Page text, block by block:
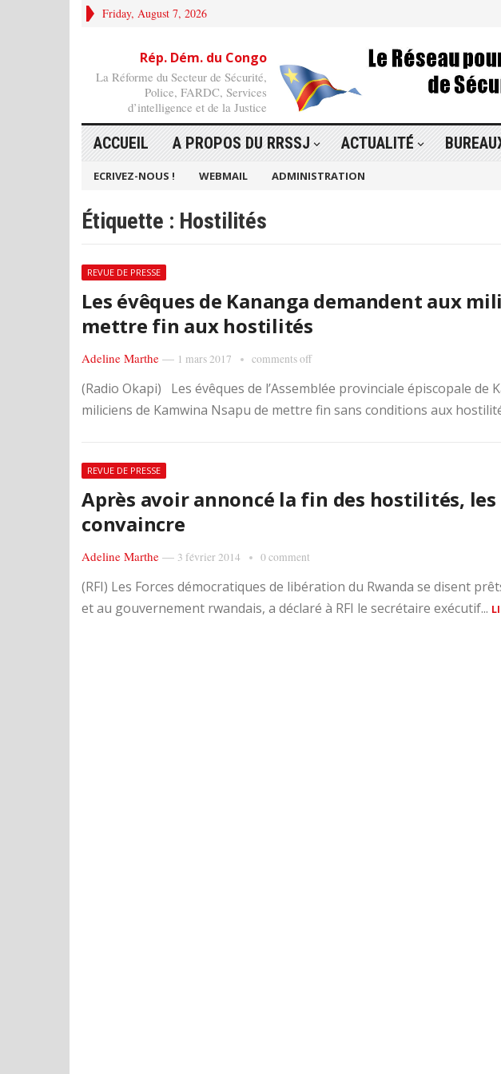
Friday, August 7, 2026
Rép. Dém. du Congo
La Réforme du Secteur de Sécurité,
Police, FARDC, Services
d’intelligence et de la Justice
ACCUEIL A PROPOS DU RRSSJ ACTUALITÉ
ECRIVEZ-NOUS ! WEBMAIL ADMINISTRATION
Étiquette : Hostilités
REVUE DE PRESSE
Les évêques de Kananga demandent aux
mettre fin aux hostilités
Adeline Marthe — 1 mars 2017 comments off
(Radio Okapi) Les évêques de l’Assemblée provinciale épiscopale de
miliciens de Kamwina Nsapu de mettre fin sans conditions aux
REVUE DE PRESSE
Après avoir annoncé la fin des hostilités, les
convaincre
Adeline Marthe — 3 février 2014 0 comment
(RFI) Les Forces démocratiques de libération du Rwanda se disent
et au gouvernement rwandais, a déclaré à RFI le secrétaire exécutif...